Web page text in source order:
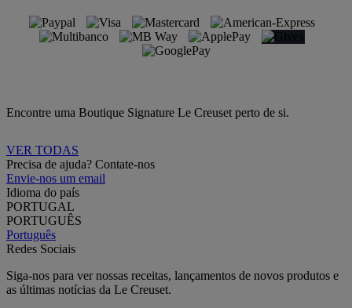
Encontre uma Boutique Signature Le Creuset perto de si.
VER TODAS
Precisa de ajuda? Contate-nos
Envie-nos um email
Idioma do país
PORTUGAL
PORTUGUÊS
Português
Redes Sociais
Siga-nos para ver nossas receitas, lançamentos de novos produtos e
as últimas notícias da Le Creuset.